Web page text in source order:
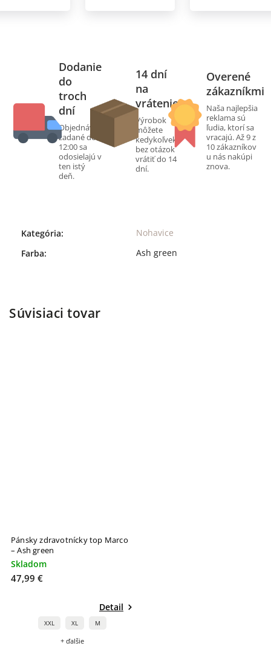
Dodanie
do
troch
dní
Objednávky
zadané do
12:00 sa
odosielajú v
ten istý
deň.
14 dní
na
vrátenie
Výrobok
môžete
kedykoľvek
bez otázok
vrátiť do 14
dní.
Overené
zákazníkmi
Naša najlepšia
reklama sú
ľudia, ktorí sa
vracajú. Až 9 z
10 zákazníkov
u nás nakúpi
znova.
Kategória:
Nohavice
Farba: Ash green
Súvisiaci tovar
Pánsky zdravotnícky top Marco
– Ash green
Skladom
47,99 €
Detail
XXL XL M
+ ďalšie